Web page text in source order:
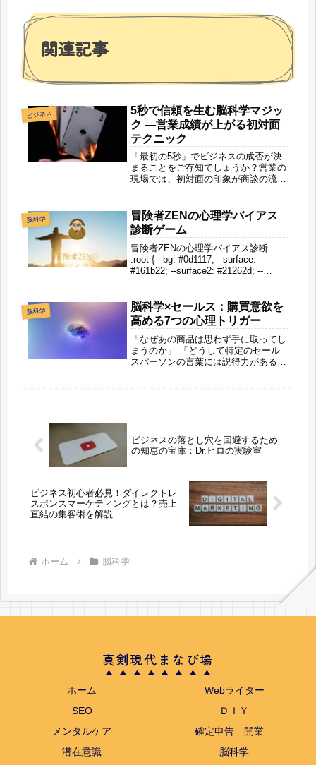
関連記事
ビジネス
5秒で信頼を生む脳科学マジッ
ク —営業成績が上がる初対面
テクニック
「最初の5秒」でビジネスの成否が決
まることをご存知でしょうか？営業の
現場では、初対面の印象が商談の流れ
まらない人の違いは何なのか。その秘
密は私たちの「脳」に隠されているの
で...
脳科学
冒険者ZENの心理学バイアス
診断ゲーム
冒険者ZENの心理学バイアス診断
:root { --bg: #0d1117; --surface:
#161b22; --surface2: #21262d; --
脳科学
脳科学×セールス：購買意欲を
高める7つの心理トリガー
「なぜあの商品は思わず手に取ってし
まうのか」 「どうして特定のセール
スパーソンの言葉には説得力があるの
ビジネスの落とし穴を回避するため
の知恵の宝庫：Dr.ヒロの実験室
ビジネス初心者必見！ダイレクトレ
スポンスマーケティングとは？売上
直結の集客術を解説
ホーム 脳科学
真剣現代まなび場
ホーム
Webライター
SEO
ＤＩＹ
メンタルケア
確定申告 開業
潜在意識
脳科学